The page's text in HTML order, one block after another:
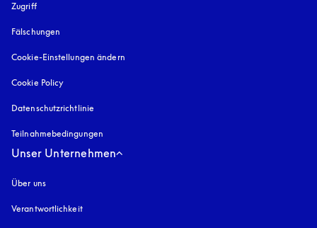
Zugrifföffnet sich in einem neuen Tab
Fälschungen
Cookie-Einstellungen ändern
Cookie Policy
Datenschutzrichtlinie
Teilnahmebedingungen
Unser Unternehmen
Über uns
Verantwortlichkeit